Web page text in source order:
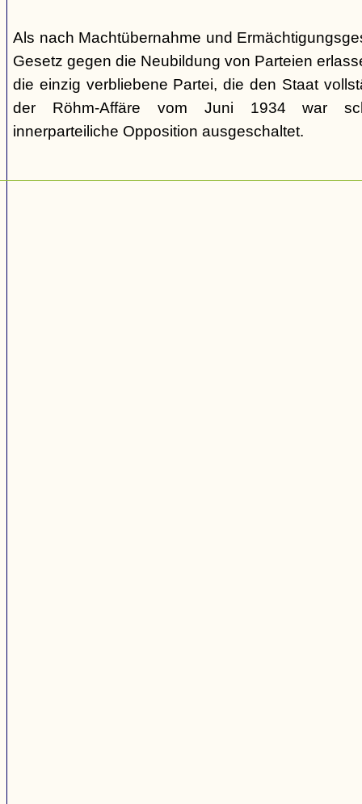
Als nach Machtübernahme und
Gesetz gegen die Neubildung von Parteien
die einzig verbliebene Partei, die den Staat
der Röhm-Affäre vom Juni 1934 war
innerparteiliche Opposition ausgeschaltet.